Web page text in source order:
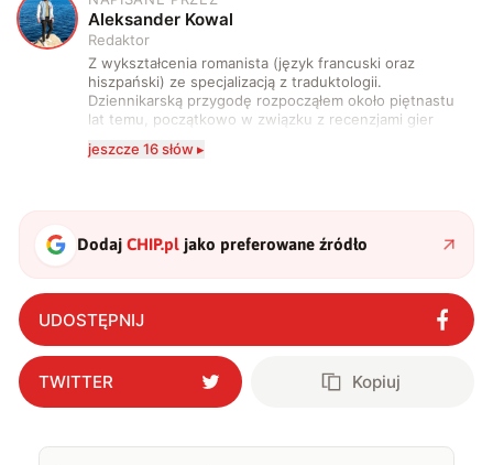
A Aleksander Kowal
Redaktor
Z wykształcenia romanista (język francuski oraz
hiszpański) ze specjalizacją z traduktologii.
Dziennikarską przygodę rozpocząłem około piętnastu
lat temu, początkowo w związku z recenzjami gier
komputerowych i filmów. Obecnie publikuję
zdecydowanie częściej na tematy związane z nauką
także uprawiać oraz oglądać sport.
jeszcze 16 słów ▸
DodajCHIP.pl jako preferowane źródło
UDOSTĘPNIJ
TWITTER Kopiuj